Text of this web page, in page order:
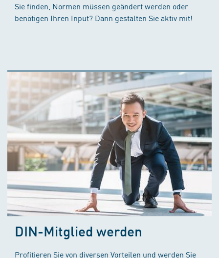
Sie finden, Normen müssen geändert werden oder
benötigen Ihren Input? Dann gestalten Sie aktiv mit!
DIN-Mitglied werden
Profitieren Sie von diversen Vorteilen und werden Sie